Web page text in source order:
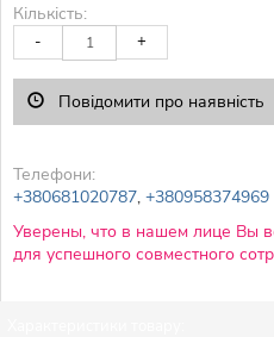
Кількість:
- +
Повідомити про наявність
Телефони:
+380681020787, +380958374969
Уверены, что в нашем лице Вы
для успешного совместного